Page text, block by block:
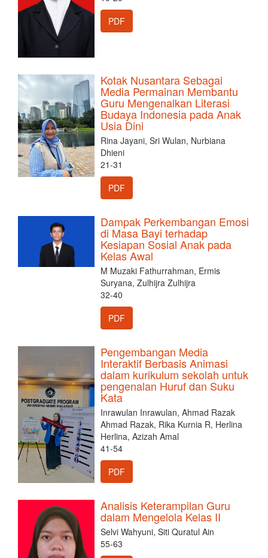
PDF
Kotak Nusantara Sebagai
Media Permainan Membantu
Guru Mengenalkan Literasi
Budaya Indonesia pada Anak
Usia Dini
Rina Jayani, Sri Wulan, Nurbiana
Dhieni
21-31
PDF
Dampak Perkembangan Emosi
di Masa Bayi terhadap
Kesiapan Sosial Anak pada
Kelas Awal
M Muzaki Fathurrahman, Ermis
Suryana, Zulhijra Zulhijra
32-40
PDF
Pengembangan Media
Interaktif Berbasis Animasi
dalam kurikulum sekolah untuk
pengenalan Huruf dan Suku
Kata
Inrawulan Inrawulan, Ahmad Razak
Ahmad Razak, Rika Kurnia R, Herlina
Herlina, Azizah Amal
41-54
PDF
Analisis Keterampilan Guru
dalam Mengelola Kelas II
Selvi Wahyuni, Siti Quratul Ain
55-63